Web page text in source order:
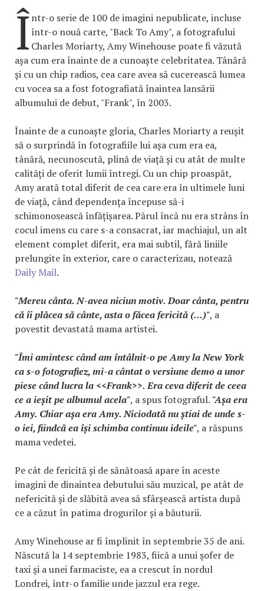
Într-o serie de 100 de imagini nepublicate, incluse
într-o nouă carte, "Back To Amy", a fotografului
Charles Moriarty, Amy Winehouse poate fi văzută
așa cum era înainte de a cunoaște celebritatea. Tânără
și cu un chip radios, cea care avea să cucerească lumea
cu vocea sa a fost fotografiată înaintea lansării
albumului de debut, "Frank", în 2003.
Înainte de a cunoaște gloria, Charles Moriarty a reușit
să o surprindă în fotografiile lui așa cum era ea,
tânără, necunoscută, plină de viață și cu atât de multe
calități de oferit lumii întregi. Cu un chip proaspăt,
Amy arată total diferit de cea care era în ultimele luni
de viață, când dependența începuse să-i
schimonosească înfățișarea. Părul încă nu era strâns în
cocul imens cu care s-a consacrat, iar machiajul, un alt
element complet diferit, era mai subtil, fără liniile
prelungite în exterior, care o caracterizau, notează
Daily Mail.
"Mereu cânta. N-avea niciun motiv. Doar cânta, pentru
că îi plăcea să cânte, asta o făcea fericită (...)", a
povestit devastată mama artistei.
"Îmi amintesc când am întâlnit-o pe Amy la New York
ca s-o fotografiez, mi-a cântat o versiune demo a unor
piese când lucra la <<Frank>>. Era ceva diferit de ceea
ce a ieșit pe albumul acela", a spus fotograful. "Așa era
Amy. Chiar așa era Amy. Niciodată nu știai de unde s-
o iei, fiindcă ea își schimba continuu ideile", a răspuns
mama vedetei.
Pe cât de fericită și de sănătoasă apare în aceste
imagini de dinaintea debutului său muzical, pe atât de
nefericită și de slăbită avea să sfârșească artista după
ce a căzut în patima drogurilor și a băuturii.
Amy Winehouse ar fi împlinit în septembrie 35 de ani.
Născută la 14 septembrie 1983, fiică a unui şofer de
taxi şi a unei farmaciste, ea a crescut în nordul
Londrei, într-o familie unde jazzul era rege.